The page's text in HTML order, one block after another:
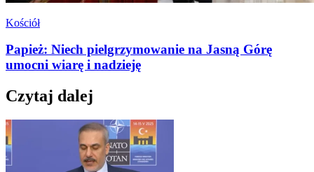
Kościół
Papież: Niech pielgrzymowanie na Jasną Górę
umocni wiarę i nadzieję
Czytaj dalej